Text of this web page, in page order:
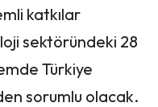
katkılar
sektöründeki 28
Türkiye
sorumlu olacak.